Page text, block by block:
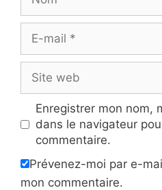
mail
web
Enregistrer mon nom,
dans le navigateur
commentaire.
Prévenez-moi par e-
mon commentaire.